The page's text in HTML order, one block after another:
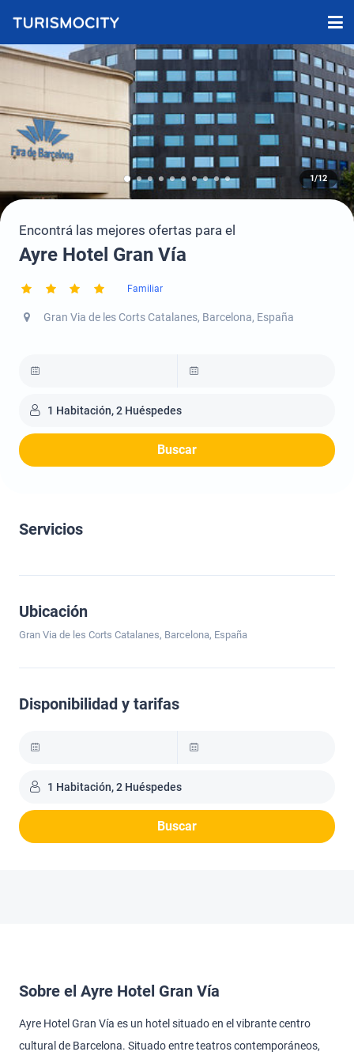
1/12
Encontrá las mejores ofertas para el
Ayre Hotel Gran Vía
Familiar
Gran Via de les Corts Catalanes, Barcelona, España
1 Habitación, 2 Huéspedes
Buscar
Servicios
Ubicación
Gran Via de les Corts Catalanes, Barcelona, España
Disponibilidad y tarifas
1 Habitación, 2 Huéspedes
Buscar
Sobre el Ayre Hotel Gran Vía
Ayre Hotel Gran Vía es un hotel situado en el vibrante centro
cultural de Barcelona. Situado entre teatros contemporáneos,